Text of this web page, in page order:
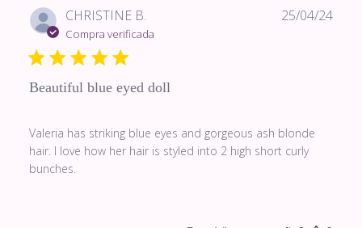
CHRISTINE B.
Compra verificada
Beautiful blue eyed doll
Valeria has striking blue eyes and gorgeous ash blonde
hair. I love how her hair is styled into 2 high short curly
bunches.
25/04/24